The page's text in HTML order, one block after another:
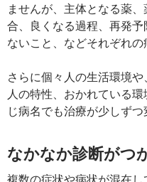
ませんが、主体となる薬
合、良くなる過程、再発
ないこと、などそれぞれの
さらに個々人の生活環境
人の特性、おかれている
じ病名でも治療が少しずつ
なかなか診断がつ
複数の症状や病状が混在